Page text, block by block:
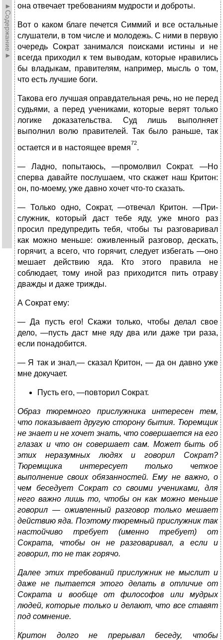
►Содержание►
она отвечает требованиям мудрости и доброты.
Вот о каком благе печется Симмий и все остальные
слушатели, в том числе и молодежь. С ними в первую
очередь Сократ занимался поисками истины и не
всегда приходил к тем выводам, которые нравились
бы владыкам, правителям, например, мысль о том,
что есть лучшие боги.
Такова его лучшая оправдательная речь, но не перед
судьями, а перед учениками, которые верят только
логике доказательства. Суд лишь выполняет
выполнил волю правителей. Так было раньше, так
остается и в настоящее время
72
.
— Ладно, попытаюсь, —промолвил Сократ. —Но
сперва давайте послушаем, что скажет наш Критон:
он, по-моему, уже давно хочет что-то сказать.
— Только одно, Сократ, —отвечал Критон. —При­
служник, который даст тебе яду, уже много раз
просил предупредить тебя, чтобы ты разговаривал
как можно меньше: оживленный разговор, дескать,
горячит, а все­го, что горячит, следует избегать —оно
мешает дей­ствию яда. Кто этого правила не
соблюдает, тому иной раз приходится пить отраву
дважды и даже трижды.
А Сократ ему:
— Да пусть его! Скажи только, чтобы делал свое
дело, —пусть даст мне яду два или даже три раза,
если понадобится.
— Я так и знал,— сказал Критон, — да он давно уже
мне докучает.
Пусть его, —повторил Сократ.
Образ тюремного прислужника интересен тем,
что показывает другую сторону бытия. Тюремщик
не знает и не хочет знать, что совершается на его
глазах и что он совершает сам. Может быть об
этих неразумных людях и говорил Сократ?
Тюремщика интересует только четкое
выполнение своих обязанностей. Ему не важно, о
чем беседует Сократ со своими учениками, для
него важно лишь то, чтобы он как можно меньше
говорил — оживленный разговор только мешает
действию яда. Поэтому тюремный прислужник так
настойчиво требует (именно требует) от
Сократа, чтобы он не разговаривал, а если и
говорил, то не так горячо.
Далее этих требований прислужник не мыслит и
даже не пытается этого делать в отличие от
Сократа и вообще от философов или мудрых
людей, которые только и делают, что все ставят
под сомнение.
Критон долго не прерывал беседу, чтобы